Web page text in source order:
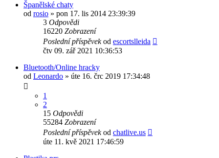
Španělské chaty
od rosio » pon 17. lis 2014 23:39:39
3 Odpovědi
16220 Zobrazení
Poslední příspěvekod escortslleida
čtv 09. zář 2021 10:36:53
Bluetooth/Online hracky
od Leonardo » úte 16. črc 2019 17:34:48
1
2
15 Odpovědi
55284 Zobrazení
Poslední příspěvekod chatlive.us
úte 11. kvě 2021 17:46:59